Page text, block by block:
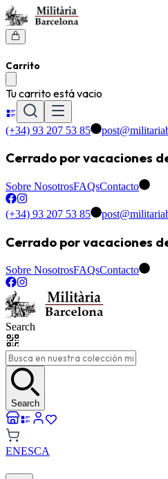
Carrito
Tu carrito está vacio
(+34) 93 207 53 85
Cerrado por vacaciones
Sobre NosotrosFAQsContacto
(+34) 93 207 53 85
Cerrado por vacaciones
Sobre NosotrosFAQsContacto
Search
Search
ENESCA